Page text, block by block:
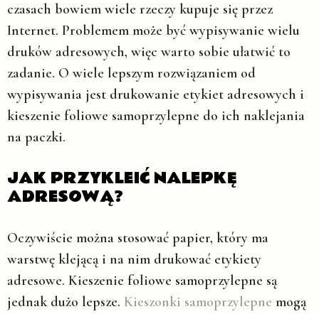
czasach bowiem wiele rzeczy kupuje się przez
Internet. Problemem może być wypisywanie wielu
druków adresowych, więc warto sobie ułatwić to
zadanie. O wiele lepszym rozwiązaniem od
wypisywania jest drukowanie etykiet adresowych i
kieszenie foliowe samoprzylepne do ich naklejania
na paczki.
JAK PRZYKLEIĆ NALEPKĘ
ADRESOWĄ?
Oczywiście można stosować papier, który ma
warstwę klejącą i na nim drukować etykiety
adresowe. Kieszenie foliowe samoprzylepne są
jednak dużo lepsze. Kieszonki samoprzylepne mogą